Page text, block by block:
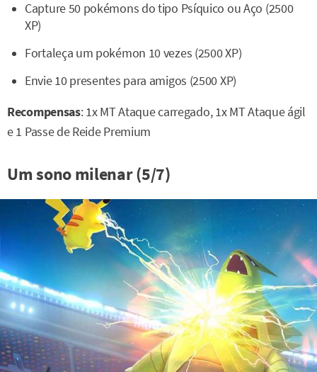
Capture 50 pokémons do tipo Psíquico ou Aço (2500
XP)
Fortaleça um pokémon 10 vezes (2500 XP)
Envie 10 presentes para amigos (2500 XP)
Recompensas: 1x MT Ataque carregado, 1x MT Ataque ágil
e 1 Passe de Reide Premium
Um sono milenar (5/7)